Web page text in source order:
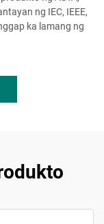
ng IEC, IEEE,
ka lamang ng